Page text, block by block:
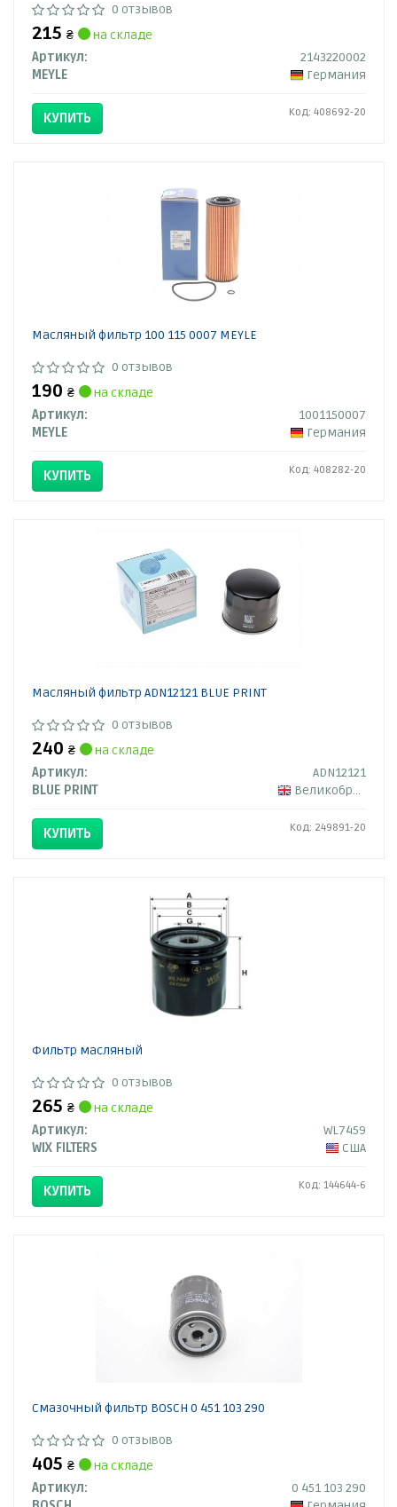
0 отзывов
215 ₴
на складе
Артикул:
2143220002
MEYLE
Германия
КУПИТЬ Код: 408692-20
Масляный фильтр 100 115 0007 MEYLE
0 отзывов
190 ₴
на складе
Артикул:
1001150007
MEYLE
Германия
КУПИТЬ Код: 408282-20
Масляный фильтр ADN12121 BLUE PRINT
0 отзывов
240 ₴
на складе
Артикул:
ADN12121
BLUE PRINT
Великобритания
КУПИТЬ Код: 249891-20
Фильтр масляный
0 отзывов
265 ₴
на складе
Артикул:
WL7459
WIX FILTERS
США
КУПИТЬ Код: 144644-6
Смазочный фильтр BOSCH 0 451 103 290
0 отзывов
405 ₴
на складе
Артикул:
0 451 103 290